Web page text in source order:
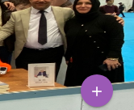
